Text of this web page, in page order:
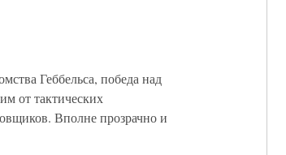
Геббельса, победа над
от тактических
Вполне прозрачно и